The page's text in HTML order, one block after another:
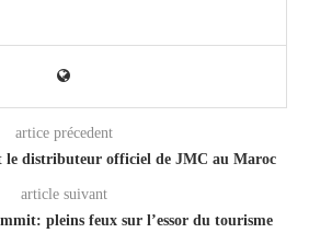
artice précedent
le distributeur officiel de JMC au Maroc
article suivant
pleins feux sur l’essor du tourisme